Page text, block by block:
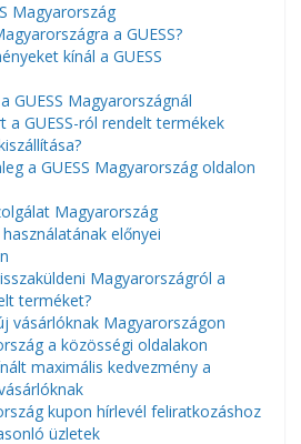
Magyarország
a GUESS?
kínál a GUESS
GUESS Magyarországnál
a GUESS-ról rendelt termékek
a GUESS Magyarország oldalon
Magyarország
használatának előnyei
Magyarországról a
terméket?
vásárlóknak Magyarországon
a közösségi oldalakon
maximális kedvezmény a
kupon hírlevél feliratkozáshoz
üzletek